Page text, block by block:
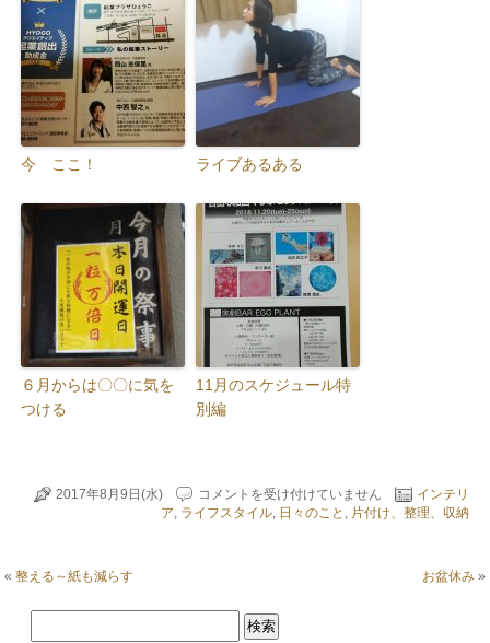
今 ここ！ ライブあるある
６月からは〇〇に気を
つける
11月のスケジュール特
別編
2017年8月9日(水)
イ
ン
コメントを受け付けていません
インテリ
ア, ライフスタイル, 日々のこと , 片付け、整理、収納
«整える～紙も減らす お盆休み»